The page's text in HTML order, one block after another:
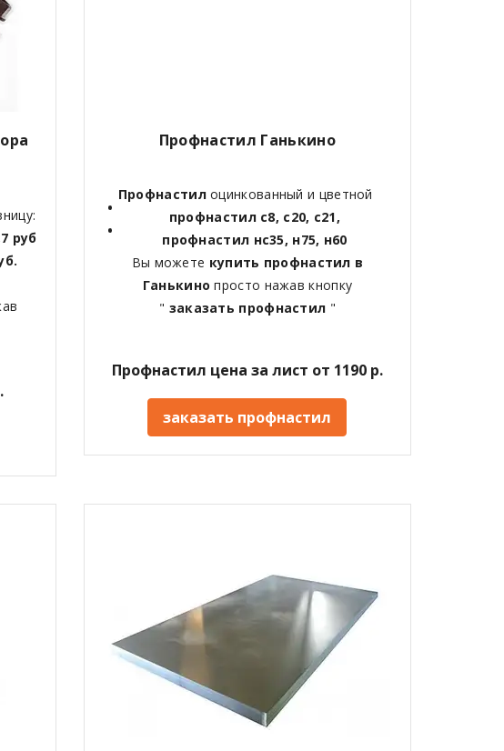
руб
Профнастил Ганькино
Профнастилоцинкованный и цветной
профнастил с8, с20, с21,
профнастил нс35, н75, н60
Вы можете купить профнастил в
Ганькинопросто нажав кнопку
" заказать профнастил "
Профнастил цена за лист от 1190 р.
заказать профнастил